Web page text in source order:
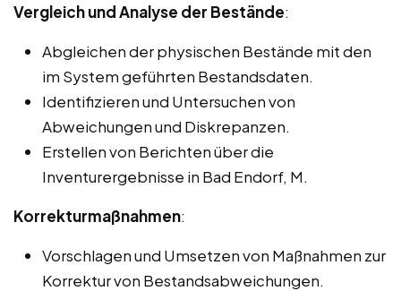
Vergleich und Analyse der Bestände:
Abgleichen der physischen Bestände mit den
im System geführten Bestandsdaten.
Identifizieren und Untersuchen von
Abweichungen und Diskrepanzen.
Erstellen von Berichten über die
Inventurergebnisse in Bad Endorf, M.
Korrekturmaßnahmen:
Vorschlagen und Umsetzen von Maßnahmen zur
Korrektur von Bestandsabweichungen.